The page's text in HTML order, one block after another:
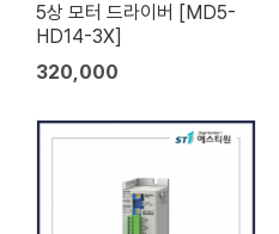
5상 모터 드라이버 [MD5-
HD14-3X]
320,000